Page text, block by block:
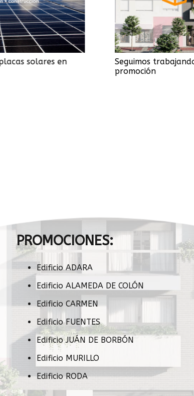
Seguimos trabajando en nuestra nueva
PROMOCIONES:
Edificio ADARA
Edificio ALAMEDA DE COLÓN
Edificio CARMEN
Edificio FUENTES
Edificio JUÁN DE BORBÓN
Edificio MURILLO
Edificio RODA